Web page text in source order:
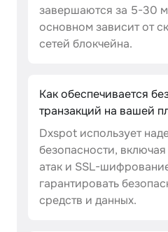
завершаются за 5-30
основном зависит от
сетей блокчейна.
Как обеспечивается
транзакций на вашей
Dxspot использует
безопасности,
атак и SSL-
гарантировать
средств и данных.